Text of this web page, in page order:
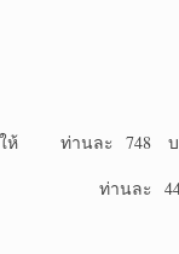
ดให้ ท่านละ 748
ท่านละ